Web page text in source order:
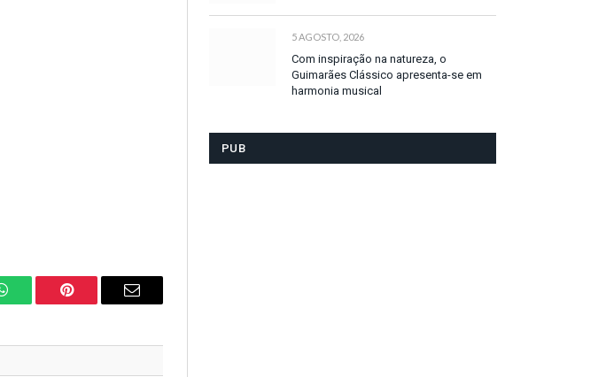
WhatsAppPinterest Email
5 AGOSTO, 2026
Com inspiração na natureza, o
Guimarães Clássico apresenta-se em
harmonia musical
PUB